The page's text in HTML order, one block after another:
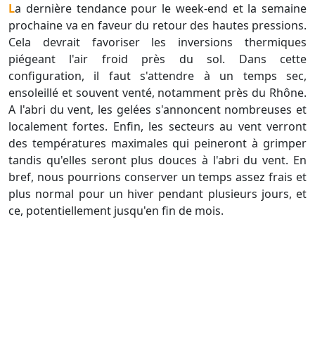
La dernière tendance pour le week-end et la semaine
prochaine va en faveur du retour des hautes pressions.
Cela devrait favoriser les inversions thermiques
piégeant l'air froid près du sol. Dans cette
configuration, il faut s'attendre à un temps sec,
ensoleillé et souvent venté, notamment près du Rhône.
A l'abri du vent, les gelées s'annoncent nombreuses et
localement fortes. Enfin, les secteurs au vent verront
des températures maximales qui peineront à grimper
tandis qu'elles seront plus douces à l'abri du vent. En
bref, nous pourrions conserver un temps assez frais et
plus normal pour un hiver pendant plusieurs jours, et
ce, potentiellement jusqu'en fin de mois.